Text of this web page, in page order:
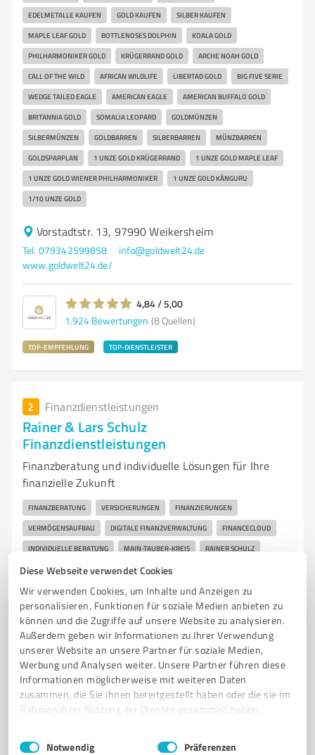
Diese Webseite verwendet Cookies
Wir verwenden Cookies, um Inhalte und Anzeigen zu
personalisieren, Funktionen für soziale Medien anbieten zu
können und die Zugriffe auf unsere Website zu analysieren.
Außerdem geben wir Informationen zu Ihrer Verwendung
unserer Website an unsere Partner für soziale Medien,
Werbung und Analysen weiter. Unsere Partner führen diese
Informationen möglicherweise mit weiteren Daten
zusammen, die Sie ihnen bereitgestellt haben oder die sie im
Rahmen Ihrer Nutzung der Dienste gesammelt haben.
Impressum Datenschutzbestimmungen
Einwilligungsauswahl
Notwendig Präferenzen
EDELMETALLE KAUFEN GOLD KAUFEN SILBER KAUFEN
MAPLE LEAF GOLD BOTTLENOSES DOLPHIN KOALA GOLD
PHILHARMONIKER GOLD KRÜGERRAND GOLD ARCHE NOAH GOLD
CALL OF THE WILD AFRICAN WILDLIFE LIBERTAD GOLD BIG FIVE SERIE
WEDGE TAILED EAGLE AMERICAN EAGLE AMERICAN BUFFALO GOLD
BRITANNIA GOLD SOMALIA LEOPARD GOLDMÜNZEN
SILBERMÜNZEN GOLDBARREN SILBERBARREN MÜNZBARREN
GOLDSPARPLAN 1 UNZE GOLD KRÜGERRAND 1 UNZE GOLD MAPLE LEAF
1 UNZE GOLD WIENER PHILHARMONIKER 1 UNZE GOLD KÄNGURU
1/10 UNZE GOLD
Vorstadtstr. 13, 97990 Weikersheim
Tel. 079342599858
info@goldwelt24.de
www.goldwelt24.de/
4,84 / 5,00
1.924 Bewertungen (8 Quellen)
TOP-EMPFEHLUNG TOP-DIENSTLEISTER
2 Finanzdienstleistungen
Rainer & Lars Schulz
Finanzdienstleistungen
Finanzberatung und individuelle Lösungen für Ihre
finanzielle Zukunft
FINANZBERATUNG VERSICHERUNGEN FINANZIERUNGEN
VERMÖGENSAUFBAU DIGITALE FINANZVERWALTUNG FINANCECLOUD
INDIVIDUELLE BERATUNG MAIN-TAUBER-KREIS RAINER SCHULZ
LARS SCHULZ FINANZEXPERTEN GANZHEITLICHE BERATUNG
Max-Planck-Ring 6, 97990 Weikersheim
Tel. 07934 995660
info@schulzfinanz.de
www.schulzfinanz.de/
5,00 / 5,00
7 Bewertungen (1 Quelle)